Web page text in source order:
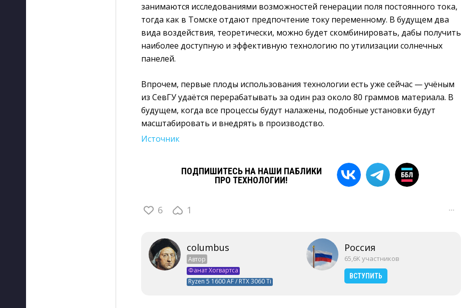
занимаются исследованиями возможностей генерации поля постоянного тока,
тогда как в Томске отдают предпочтение току переменному. В будущем два
вида воздействия, теоретически, можно будет скомбинировать, дабы получить
наиболее доступную и эффективную технологию по утилизации солнечных
панелей.
Впрочем, первые плоды использования технологии есть уже сейчас — учёным
из СевГУ удаётся перерабатывать за один раз около 80 граммов материала. В
будущем, когда все процессы будут налажены, подобные установки будут
масштабировать и внедрять в производство.
Источник
ПОДПИШИТЕСЬ НА НАШИ ПАБЛИКИ
ПРО ТЕХНОЛОГИИ!
6 1 ···
columbus
Автор
Фанат Хогвартса
Ryzen 5 1600 AF / RTX 3060 Ti
Россия
65,6K участников
ВСТУПИТЬ